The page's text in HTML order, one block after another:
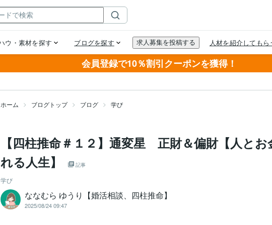
会員登録で10％割引クーポンを獲得！
ホーム ブログトップ ブログ 学び
【四柱推命＃１２】通変星 正財＆偏財【人と
れる人生】
記事
学び
ななむら ゆうり【婚活相談、四柱推命】
2025/08/24 09:47